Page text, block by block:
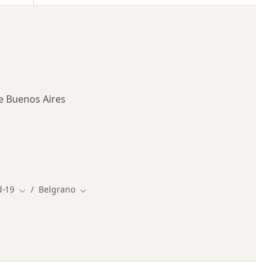
Buenos Aires
19 Cambiar de ciudad
Belgrano Cambiar de ciudad